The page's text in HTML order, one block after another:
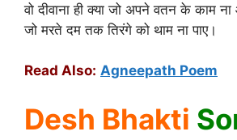
वो दीवाना ही क्या जो अपने वतन के काम
जो मरते दम तक तिरंगे को थाम ना पाए।
Read Also: Agneepath Poem
Desh Bhakti